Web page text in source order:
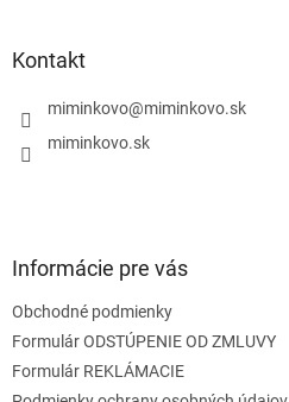
Kontakt
miminkovo@miminkovo.sk
miminkovo.sk
Informácie pre vás
Obchodné podmienky
Formulár ODSTÚPENIE OD ZMLUVY
Formulár REKLÁMACIE